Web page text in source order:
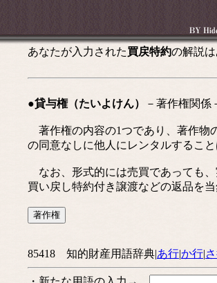
あなたが入力された買戻特約の解説
●貸与権（たいよけん） －著作権関係
著作権の内容の1つであり、著作物
の同意なしに他人にレンタルするこ
なお、形式的には売買であっても
買い戻し特約付き譲渡などの返品を
85418 知的財産用語辞典|あ行|か行|